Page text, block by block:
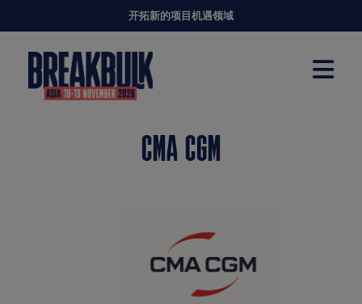
开拓新的项目机遇领域
CMA CGM